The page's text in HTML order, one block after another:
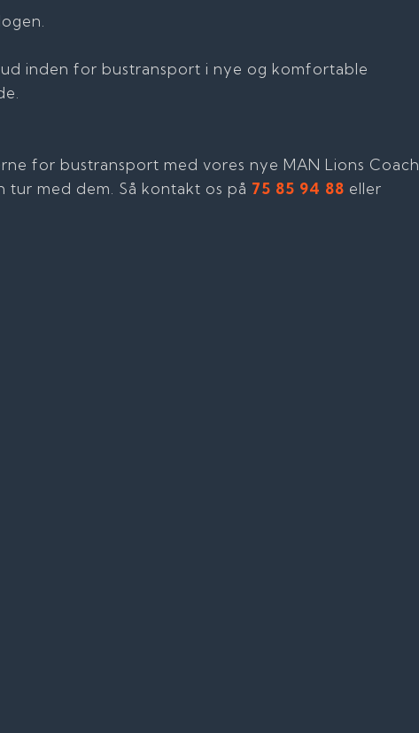
inden for bustransport i nye og komfortable
for bustransport med vores nye MAN Lions Coach
tur med dem. Så kontakt os på 75 85 94 88 eller